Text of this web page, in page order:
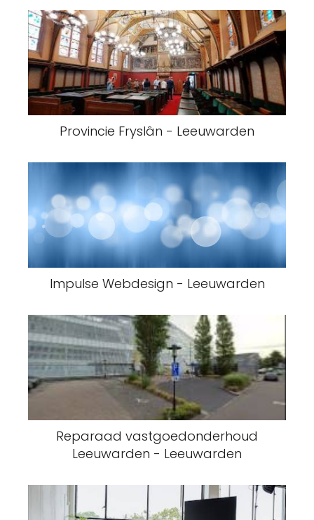
Provincie Fryslân - Leeuwarden
Impulse Webdesign - Leeuwarden
Reparaad vastgoedonderhoud
Leeuwarden - Leeuwarden